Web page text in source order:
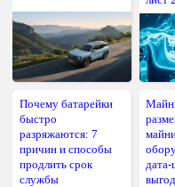
Почему батарейки
быстро
разряжаются: 7
причин и способы
продлить срок
службы